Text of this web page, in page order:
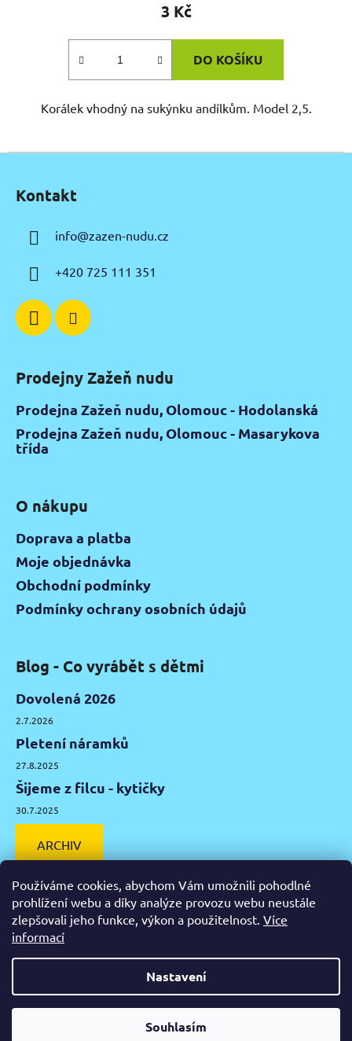
Používáme cookies, abychom Vám umožnili pohodlné
prohlížení webu a díky analýze provozu webu neustále
zlepšovali jeho funkce, výkon a použitelnost. Více
informací
Nastavení
Souhlasím
Od čtvrtka 6.8. do úterý 11.8. máme mimořádně zavřeno.
3 Kč
DO KOŠÍKU
Korálek vhodný na sukýnku andílkům. Model 2,5.
Kontakt
info@zazen-nudu.cz
+420 725 111 351
Prodejny Zažeň nudu
Prodejna Zažeň nudu, Olomouc - Hodolanská
Prodejna Zažeň nudu, Olomouc - Masarykova
třída
O nákupu
Doprava a platba
Moje objednávka
Obchodní podmínky
Podmínky ochrany osobních údajů
Blog - Co vyrábět s dětmi
Dovolená 2026
2.7.2026
Pletení náramků
27.8.2025
Šijeme z filcu - kytičky
30.7.2025
ARCHIV
Facebook
Vytvořil Shoptet
Zažeň nudu. Všechna práva vyhrazena.